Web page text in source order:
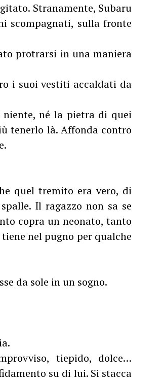
Stranamente, Subaru
scompagnati, sulla fronte
protrarsi in una maniera
i suoi vestiti accaldati da
niente, né la pietra di quei
tenerlo là. Affonda contro
quel tremito era vero, di
Il ragazzo non sa se
copra un neonato, tanto
nel pugno per qualche
da sole in un sogno.
tiepido, dolce…
su di lui. Si stacca